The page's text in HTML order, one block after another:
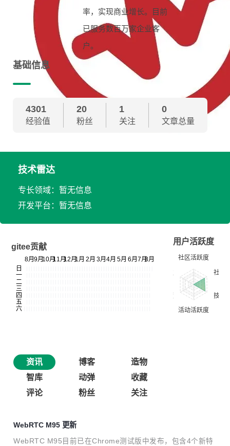
率，实现商业增长。目前
已服务数百万家企业客
户。
基础信息
4301
经验值
20
粉丝
1
关注
0
文章总量
技术雷达
专长领域：暂无信息
开发平台：暂无信息
gitee贡献
用户活跃度
资讯 博客
造物
智库
动弹
收藏
评论
粉丝 关注
WebRTC M95 更新
WebRTC M95目前已在Chrome测试版中发布，包含4个新特